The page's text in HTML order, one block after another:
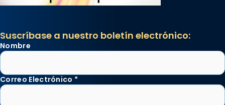
Suscríbase a nuestro boletín electrónico:
Nombre
Correo Electrónico *